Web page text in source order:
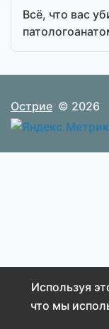
Всё, что вас
Острие © 2026
Используя
что мы